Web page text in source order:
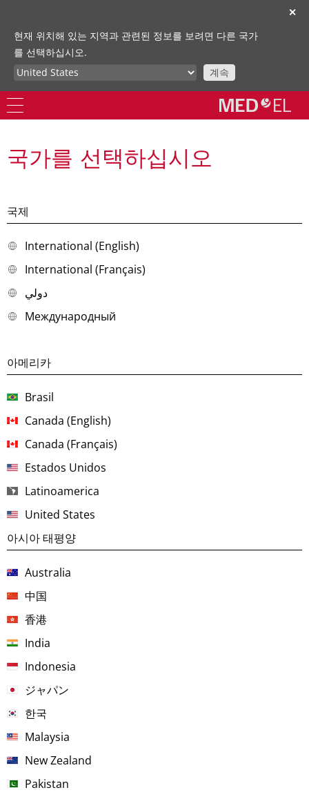
✕
현재 위치해 있는 지역과 관련된 정보를 보려면 다른 국가
를 선택하십시오.
계속
국가를 선택하십시오
국제
International (English)
International (Français)
دولي
Международный
아메리카
Brasil
Canada (English)
Canada (Français)
Estados Unidos
Latinoamerica
United States
아시아 태평양
Australia
中国
香港
India
Indonesia
ジャパン
한국
Malaysia
New Zealand
Pakistan